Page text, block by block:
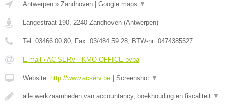
Antwerpen » Zandhoven Google maps ▼
Langestraat 190, 2240 Zandhoven (Antwerpen)
Tel: 03466 00 80, Fax: 03/484 59 28, BTW-nr: 0474385527
E-mail › AC SERV - KMO OFFICE bvba
Website: http://www.acserv.be Screenshot ▼
alle werkzaamheden van accountancy, boekhouding en fiscaliteit ▼